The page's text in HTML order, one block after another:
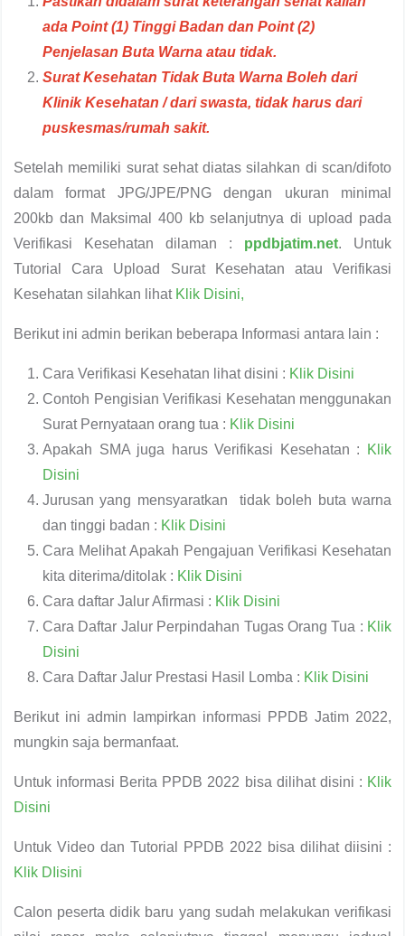
ada Point (1) Tinggi Badan dan Point (2)
Penjelasan Buta Warna atau tidak.
Surat Kesehatan Tidak Buta Warna Boleh dari
Klinik Kesehatan / dari swasta, tidak harus dari
puskesmas/rumah sakit.
Setelah memiliki surat sehat diatas silahkan di scan/difoto
dalam format JPG/JPE/PNG dengan ukuran minimal
200kb dan Maksimal 400 kb selanjutnya di upload pada
Verifikasi Kesehatan dilaman : ppdbjatim.net. Untuk
Tutorial Cara Upload Surat Kesehatan atau Verifikasi
Kesehatan silahkan lihat Klik Disini,
Berikut ini admin berikan beberapa Informasi antara lain :
Cara Verifikasi Kesehatan lihat disini : Klik Disini
Contoh Pengisian Verifikasi Kesehatan menggunakan
Surat Pernyataan orang tua : Klik Disini
Apakah SMA juga harus Verifikasi Kesehatan :
Klik
Disini
Jurusan yang mensyaratkan tidak boleh buta warna
dan tinggi badan : Klik Disini
Cara Melihat Apakah Pengajuan Verifikasi Kesehatan
kita diterima/ditolak : Klik Disini
Cara daftar Jalur Afirmasi : Klik Disini
Cara Daftar Jalur Perpindahan Tugas Orang Tua : Klik
Disini
Cara Daftar Jalur Prestasi Hasil Lomba : Klik Disini
Berikut ini admin lampirkan informasi PPDB Jatim 2022,
mungkin saja bermanfaat.
Untuk informasi Berita PPDB 2022 bisa dilihat disini : Klik
Disini
Untuk Video dan Tutorial PPDB 2022 bisa dilihat diisini :
Klik DIisini
Calon peserta didik baru yang sudah melakukan verifikasi